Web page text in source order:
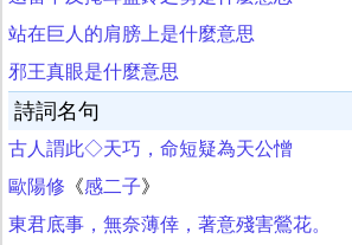
站在巨人的肩膀上是什麼意思
邪王真眼是什麼意思
詩詞名句
古人謂此◇天巧，命短疑為天公憎
歐陽修 《感二子》
東君底事，無奈薄倖，著意殘害鶯花。